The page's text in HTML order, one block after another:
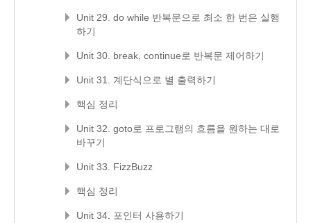
Unit 29. do while 반복문으로 최소 한 번은 실행
하기
Unit 30. break, continue로 반복문 제어하기
Unit 31. 계단식으로 별 출력하기
핵심 정리
Unit 32. goto로 프로그램의 흐름을 원하는 대로
바꾸기
Unit 33. FizzBuzz
핵심 정리
Unit 34. 포인터 사용하기